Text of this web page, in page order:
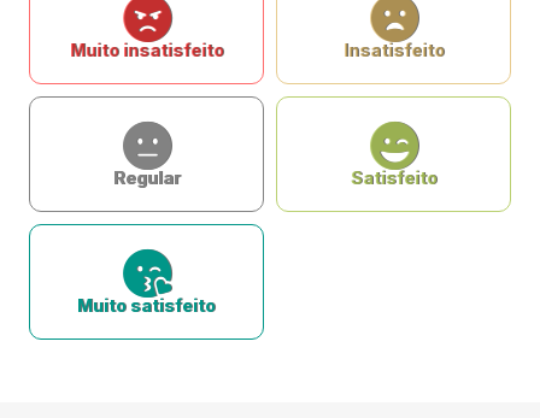
Muito insatisfeito Insatisfeito
Regular Satisfeito
Muito satisfeito